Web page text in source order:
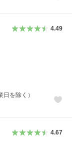
4.49
を除く）
4.67